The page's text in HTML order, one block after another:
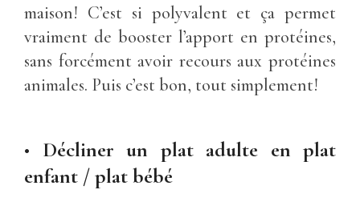
maison! C’est si polyvalent et ça permet
vraiment de booster l’apport en protéines,
sans forcément avoir recours aux protéines
animales. Puis c’est bon, tout simplement!
• Décliner un plat adulte en plat
enfant / plat bébé